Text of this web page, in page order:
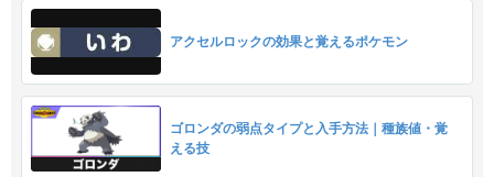
アクセルロックの効果と覚えるポケモン
ゴロンダの弱点タイプと入手方法｜種族値・覚
える技